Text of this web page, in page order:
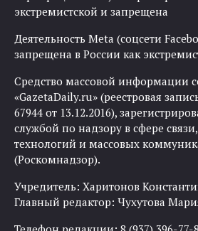
экстремистской и запрещена
Деятельность Meta (соцсети
запрещена в России как
Средство массовой информации
«GazetaDaily.ru» (реестровая
67944 от 13.12.2016),
службой по надзору в сфере
технологий и массовых
(Роскомнадзор).
Учредитель: Харитонов
Главный редактор: Чухутова